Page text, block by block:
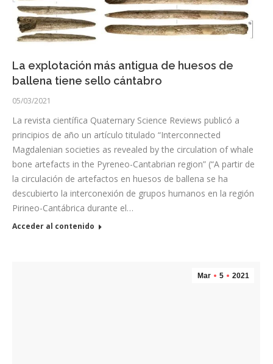
La explotación más antigua de huesos de
ballena tiene sello cántabro
05/03/2021
La revista científica Quaternary Science Reviews publicó a
principios de año un artículo titulado “Interconnected
Magdalenian societies as revealed by the circulation of whale
bone artefacts in the Pyreneo-Cantabrian region” (“A partir de
la circulación de artefactos en huesos de ballena se ha
descubierto la interconexión de grupos humanos en la región
Pirineo-Cantábrica durante el…
Acceder al contenido
Mar 5 2021